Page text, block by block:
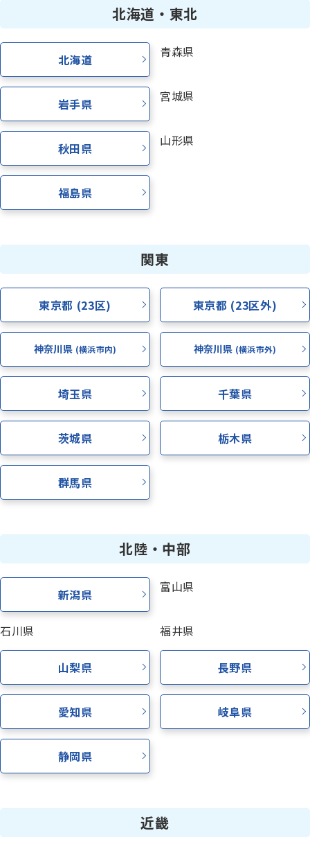
北海道・東北
北海道 青森県
岩手県 宮城県
秋田県 山形県
福島県
関東
東京都 (23区) 東京都 (23区外)
神奈川県 (横浜市内) 神奈川県 (横浜市外)
埼玉県 千葉県
茨城県 栃木県
群馬県
北陸・中部
新潟県 富山県
石川県 福井県
山梨県 長野県
愛知県 岐阜県
静岡県
近畿